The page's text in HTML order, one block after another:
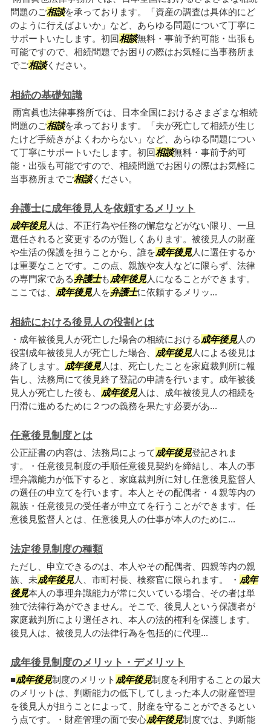
問題のご相談を承っております。「資産の調査は具体的にど
のように行えばよいか」など、あらゆる問題について丁寧に
サポートいたします。初回相談無料・事前予約可能・出張も
可能ですので、相続問題でお困りの際はお気軽に当事務所ま
でご相談ください。
相続の基礎知識
雨宮眞也法律事務所では、日本全国におけるさまざまな相続
問題のご相談を承っております。「夫が死亡して相続が生じ
たけど手続きがよくわからない」など、あらゆる問題につい
て丁寧にサポートいたします。初回相談無料・事前予約可
能・出張も可能ですので、相続問題でお困りの際はお気軽に
当事務所までご相談ください。
弁護士に成年後見人を依頼するメリット
成年後見人は、不正行為や任務の懈怠などがない限り、一旦
選任されると変更するのが難しくあります。被後見人の財産
や生活の保護を担うことから、誰を成年後見人に選任するか
は重要なことです。この点、親族や友人などに限らず、法律
の専門家である弁護士も成年後見人になることができます。
ここでは、 成年後見人を弁護士に依頼するメリッ...
相続における後見人の役割とは
・成年被後見人が死亡した場合の相続における成年後見人の
役割成年被後見人が死亡した場合、 成年後見人による後見は
終了します。 成年後見人は、死亡したことを家庭裁判所に報
告し、法務局にて後見終了登記の申請を行います。成年被後
見人が死亡した後も、 成年後見人は、成年被後見人の相続を
円滑に進めるために２つの義務を果たす必要があ...
任意後見制度とは
公正証書の内容は、法務局によって成年後見登記されま
す。・任意後見制度の手順任意後見契約を締結し、本人の事
理弁識能力が低下すると、家庭裁判所に対し任意後見監督人
の選任の申立てを行います。本人とその配偶者・４親等内の
親族・任意後見の受任者が申立てを行うことができます。任
意後見監督人とは、任意後見人の仕事が本人のために...
法定後見制度の種類
ただし、申立できるのは、本人やその配偶者、四親等内の親
族、未成年後見人、市町村長、検察官に限られます。 ・ 成年
後見本人の事理弁識能力が常に欠いている場合、その者は単
独で法律行為ができません。そこで、後見人という保護者が
家庭裁判所により選任され、本人の法的権利を保護します。
後見人は、被後見人の法律行為を包括的に代理...
成年後見制度のメリット・デメリット
■成年後見制度のメリット 成年後見制度を利用することの最大
のメリットは、判断能力の低下してしまった本人の財産管理
を後見人が担うことによって、財産を守ることができるとい
う点です。・財産管理の面で安心成年後見制度では、判断能